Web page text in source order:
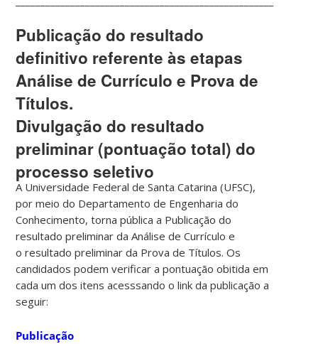
Publicação do resultado
definitivo referente às etapas
Análise de Currículo e Prova de
Títulos.
Divulgação do resultado
preliminar (pontuação total) do
processo seletivo
A Universidade Federal de Santa Catarina (UFSC),
por meio do Departamento de Engenharia do
Conhecimento, torna pública a Publicação do
resultado preliminar da Análise de Currículo e
o resultado preliminar da Prova de Títulos. Os
candidados podem verificar a pontuação obitida em
cada um dos itens acesssando o link da publicação a
seguir:
Publicação